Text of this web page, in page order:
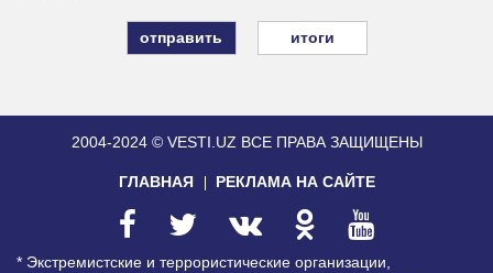
итоги
2004-2024 © VESTI.UZ ВСЕ ПРАВА ЗАЩИЩЕНЫ
ГЛАВНАЯ РЕКЛАМА НА САЙТЕ
* Экстремистские и террористические организации,